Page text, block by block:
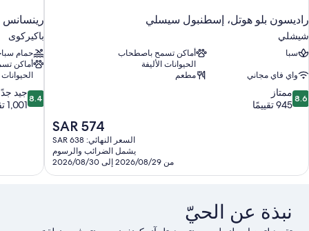
راديسون بلو هوتل، إسطنبول سيسلي
شيشلي
سبا
أماكن تسمح باصطحاب
الحيوانات الأليفة
واي فاي مجاني
مطعم
8.6
من
8.6 ممتاز
945 تقييمًا
السعر
الحالي
هو
SAR
574
SAR 574
السعر النهائي: SAR 638
يشمل الضرائب والرسوم
من 2026/08/29 إلى 2026/08/30
رينسانس
باكيركوى
حمام
أماكن
الحيوانات
8.4
من
تقييم
8.4 جيد
1,001 تقييم
نبذة عن الحيّ